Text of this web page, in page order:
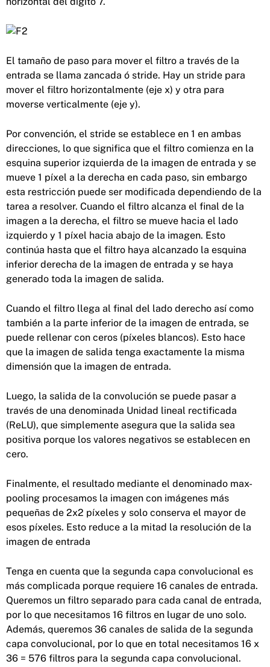
El tamaño de paso para mover el filtro a través de la
entrada se llama zancada ó stride. Hay un stride para
mover el filtro horizontalmente (eje x) y otra para
moverse verticalmente (eje y).
Por convención, el stride se establece en 1 en ambas
direcciones, lo que significa que el filtro comienza en la
esquina superior izquierda de la imagen de entrada y se
mueve 1 píxel a la derecha en cada paso, sin embargo
esta restricción puede ser modificada dependiendo de la
tarea a resolver. Cuando el filtro alcanza el final de la
imagen a la derecha, el filtro se mueve hacia el lado
izquierdo y 1 píxel hacia abajo de la imagen. Esto
continúa hasta que el filtro haya alcanzado la esquina
inferior derecha de la imagen de entrada y se haya
generado toda la imagen de salida.
Cuando el filtro llega al final del lado derecho así como
también a la parte inferior de la imagen de entrada, se
puede rellenar con ceros (píxeles blancos). Esto hace
que la imagen de salida tenga exactamente la misma
dimensión que la imagen de entrada.
Luego, la salida de la convolución se puede pasar a
través de una denominada Unidad lineal rectificada
(ReLU), que simplemente asegura que la salida sea
positiva porque los valores negativos se establecen en
cero.
Finalmente, el resultado mediante el denominado max-
pooling procesamos la imagen con imágenes más
pequeñas de 2x2 píxeles y solo conserva el mayor de
esos píxeles. Esto reduce a la mitad la resolución de la
imagen de entrada
Tenga en cuenta que la segunda capa convolucional es
más complicada porque requiere 16 canales de entrada.
Queremos un filtro separado para cada canal de entrada,
por lo que necesitamos 16 filtros en lugar de uno solo.
Además, queremos 36 canales de salida de la segunda
capa convolucional, por lo que en total necesitamos 16 x
36 = 576 filtros para la segunda capa convolucional.